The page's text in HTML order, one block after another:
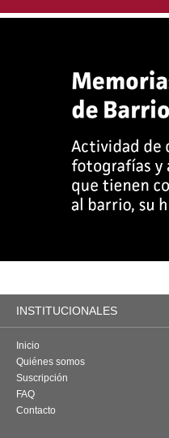
INSTITUCIONALES
Inicio
Quiénes somos
Suscripción
FAQ
Contacto